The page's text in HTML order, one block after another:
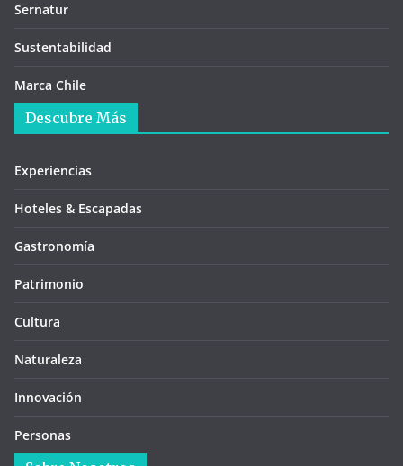
Sernatur
Sustentabilidad
Marca Chile
Descubre Más
Experiencias
Hoteles & Escapadas
Gastronomía
Patrimonio
Cultura
Naturaleza
Innovación
Personas